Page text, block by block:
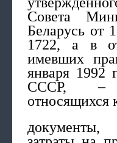
Совета
Беларусь от
1722, а в
имевших
января 1992
СССР, –
относящихся